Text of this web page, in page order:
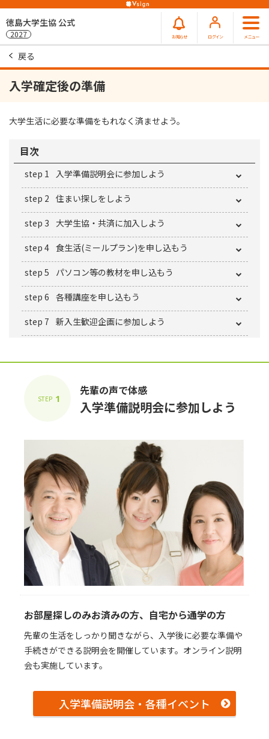
徳島大学生協 公式
2027 お知らせ ログイン メニュー
戻る
⼊学確定後の準備
⼤学⽣活に必要な準備をもれなく済ませよう。
目次
step 1 ⼊学準備説明会に参加しよう
step 2 住まい探しをしよう
step 3 ⼤学⽣協・共済に加⼊しよう
step 4 ⾷⽣活(ミールプラン)を申し込もう
step 5 パソコン等の教材を申し込もう
step 6 各種講座を申し込もう
step 7 新⼊⽣歓迎企画に参加しよう
STEP 1
先輩の声で体感
⼊学準備説明会に参加しよう
お部屋探しのみお済みの⽅、⾃宅から通学の⽅
先輩の⽣活をしっかり聞きながら、⼊学後に必要な準備や
⼿続きができる説明会を開催しています。オンライン説明
会も実施しています。
入学準備説明会・各種イベント